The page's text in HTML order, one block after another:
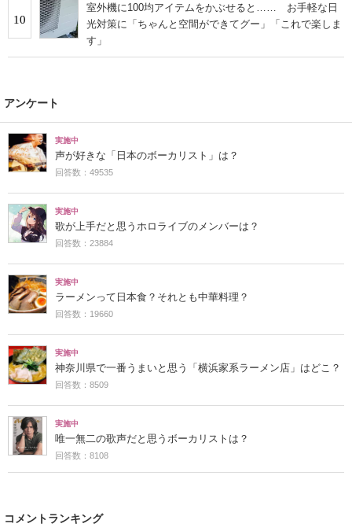
10
室外機に100均アイテムをかぶせると…… お手軽な日
光対策に「ちゃんと空間ができてグー」「これで楽しま
す」
アンケート
実施中
声が好きな「日本のボーカリスト」は？
回答数：49535
実施中
歌が上手だと思うホロライブのメンバーは？
回答数：23884
実施中
ラーメンって日本食？それとも中華料理？
回答数：19660
実施中
神奈川県で一番うまいと思う「横浜家系ラーメン店」はどこ？
回答数：8509
実施中
唯一無二の歌声だと思うボーカリストは？
回答数：8108
コメントランキング